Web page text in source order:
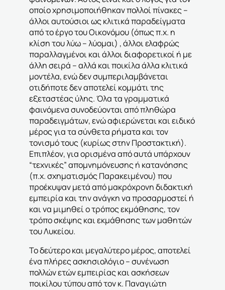
οποίο χρησιμοποιήθηκαν πολλοί πίνακες –
άλλοι αυτούσιοι ως κλιτικά παραδείγματα
από το έργο του Οικονόμου (όπως π.χ. η
κλίση του λύω – λύομαι) , άλλοι ελαφρώς
παραλλαγμένοι και άλλοι διαφορετικοί ή με
άλλη σειρά – αλλά και ποικίλα άλλα κλιτικά
μοντέλα, ενώ δεν συμπεριλαμβάνεται
οτιδήποτε δεν αποτελεί κομμάτι της
εξεταστέας ύλης. Όλα τα γραμματικά
φαινόμενα συνοδεύονται από πληθώρα
παραδειγμάτων, ενώ αφιερώνεται και ειδικό
μέρος για τα σύνθετα ρήματα και τον
τονισμό τους (κυρίως στην Προστακτική).
Επιπλέον, για ορισμένα από αυτά υπάρχουν
“τεχνικές” απομνημόνευσης ή κατανόησης
(π.χ. σχηματισμός Παρακειμένου) που
προέκυψαν μετά από μακρόχρονη διδακτική
εμπειρία και την ανάγκη να προσαρμοστεί ή
και να μιμηθεί ο τρόπος εκμάθησης, τον
τρόπο σκέψης και εκμάθησης των μαθητών
του Λυκείου.
Το δεύτερο και μεγαλύτερο μέρος, αποτελεί
ένα πλήρες ασκησιολόγιο – συνένωση
πολλών ετών εμπειρίας και ασκήσεων
ποικίλου τύπου από τον κ. Παναγιώτη